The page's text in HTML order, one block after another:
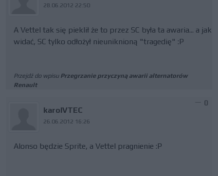
28.06.2012 22:50
A Vettel tak się pieklił że to przez SC była ta awaria... a jak
widać, SC tylko odłożył nieuniknioną "tragedię" :P
Przejdź do wpisu Przegrzanie przyczyną awarii alternatorów
Renault
karolVTEC
26.06.2012 16:26
0
Alonso będzie Sprite, a Vettel pragnienie :P